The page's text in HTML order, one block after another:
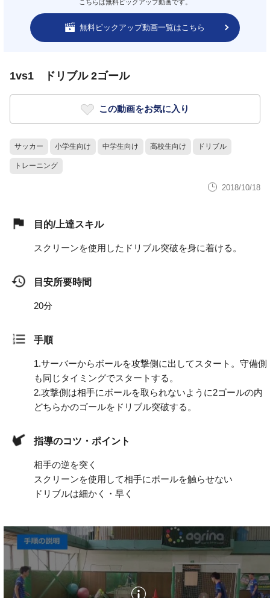
こちらは無料ピックアップ動画です。
無料ピックアップ動画一覧はこちら
1vs1 ドリブル 2ゴール
この動画をお気に入り
サッカー 小学生向け 中学生向け 高校生向け ドリブル
トレーニング
2018/10/18
目的/上達スキル
スクリーンを使用したドリブル突破を身に着ける。
目安所要時間
20分
手順
1.サーバーからボールを攻撃側に出してスタート。守備側
も同じタイミングでスタートする。
2.攻撃側は相手にボールを取られないように2ゴールの内
どちらかのゴールをドリブル突破する。
指導のコツ・ポイント
相手の逆を突く
スクリーンを使用して相手にボールを触らせない
ドリブルは細かく・早く